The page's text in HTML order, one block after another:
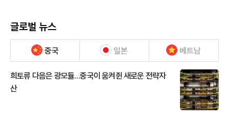
글로벌 뉴스
중국 일본 베트남
희토류 다음은 광모듈…중국이 움켜쥔 새로운 전략자
산